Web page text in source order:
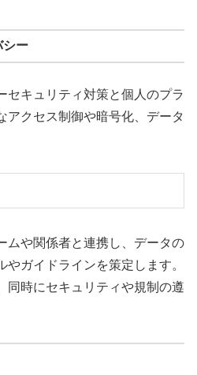
シー
セキュリティ対策と個人のプラ
アクセス制御や暗号化、データ
ムや関係者と連携し、データの
ガイドラインを策定します。
同時にセキュリティや規制の遵